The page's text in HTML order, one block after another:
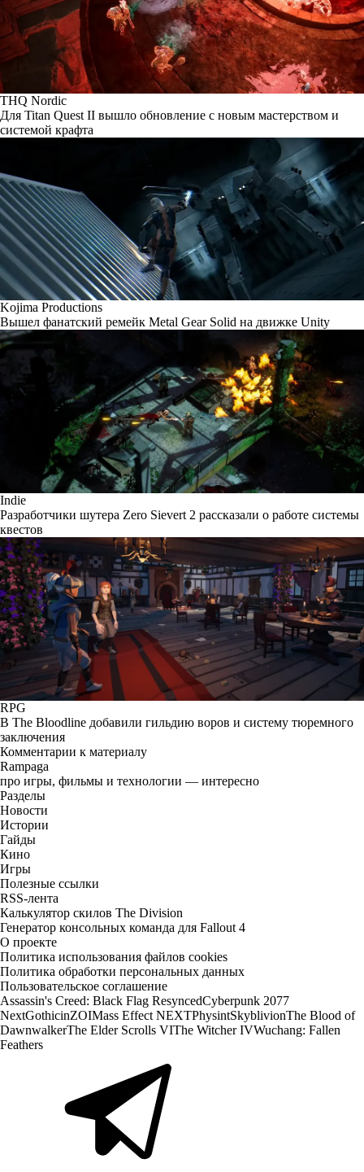
THQ Nordic
Для Titan Quest II вышло обновление с новым мастерством и
системой крафта
Kojima Productions
Вышел фанатский ремейк Metal Gear Solid на движке Unity
Indie
Разработчики шутера Zero Sievert 2 рассказали о работе системы
квестов
RPG
В The Bloodline добавили гильдию воров и систему тюремного
заключения
Комментарии к материалу
Rampaga
про игры, фильмы и технологии — интересно
Разделы
Новости
Истории
Гайды
Кино
Игры
Полезные ссылки
RSS-лента
Калькулятор скилов The Division
Генератор консольных команда для Fallout 4
О проекте
Политика использования файлов cookies
Политика обработки персональных данных
Пользовательское соглашение
Assassin's Creed: Black Flag ResyncedCyberpunk 2077
NextGothicinZOIMass Effect NEXTPhysintSkyblivionThe Blood of
DawnwalkerThe Elder Scrolls VIThe Witcher IVWuchang: Fallen
Feathers